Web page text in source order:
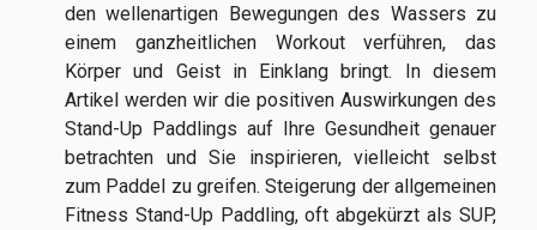
den wellenartigen Bewegungen des Wassers zu
einem ganzheitlichen Workout verführen, das
Körper und Geist in Einklang bringt. In diesem
Artikel werden wir die positiven Auswirkungen des
Stand-Up Paddlings auf Ihre Gesundheit genauer
betrachten und Sie inspirieren, vielleicht selbst
zum Paddel zu greifen. Steigerung der allgemeinen
Fitness Stand-Up Paddling, oft abgekürzt als SUP,